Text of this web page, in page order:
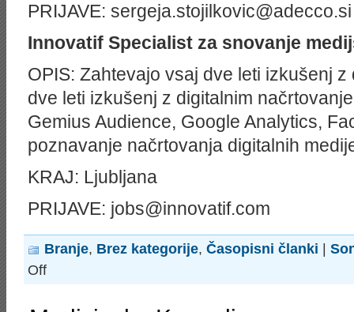
PRIJAVE:
Innovatif Specialist za snovanje
OPIS: Zahtevajo vsaj dve leti izkušenj
dve leti izkušenj z digitalnim
Gemius Audience, Google Analytics,
poznavanje načrtovanja digitalnih
KRAJ: Ljubljana
PRIJAVE: jobs@innovatif.com
Branje, Brez kategorije, Časopisni članki
Offon